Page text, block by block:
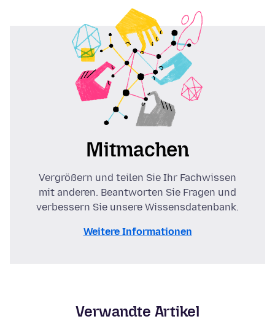
Mitmachen
Vergrößern und teilen Sie Ihr Fachwissen
mit anderen. Beantworten Sie Fragen und
verbessern Sie unsere Wissensdatenbank.
Weitere Informationen
Verwandte Artikel